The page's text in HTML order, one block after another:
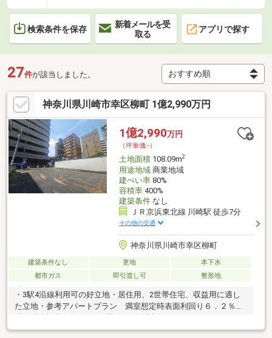
検索条件を保存
新着メールを受
取る
アプリで探す
27件が該当しました。
神奈川県川崎市幸区柳町 1億2,990万円
1億2,990万円
（坪単価:-）
土地面積108.09m2
用途地域商業地域
建ぺい率80%
容積率400%
建築条件なし
ＪＲ京浜東北線 川崎駅 徒歩7分
その他の交通
神奈川県川崎市幸区柳町
建築条件なし 更地
本下水
都市ガス
即引渡し可 整形地
・3駅4沿線利用可の好立地・居住用、2世帯住宅、収益用に適し
た立地・参考アパートプラン 満室想定時表面利回り６．２％・
現況道路幅員は約4ｍ・公園まで1分以内